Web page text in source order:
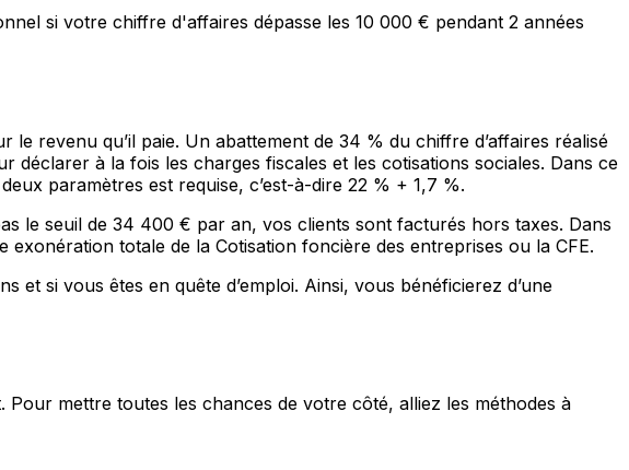
si votre chiffre d'affaires dépasse les 10 000 € pendant 2 années
revenu qu’il paie. Un abattement de 34 % du chiffre d’affaires réalisé
à la fois les charges fiscales et les cotisations sociales. Dans ce
paramètres est requise, c’est-à-dire 22 % + 1,7 %.
le seuil de 34 400 € par an, vos clients sont facturés hors taxes. Dans
totale de la Cotisation foncière des entreprises ou la CFE.
et si vous êtes en quête d’emploi. Ainsi, vous bénéficierez d’une
mettre toutes les chances de votre côté, alliez les méthodes à